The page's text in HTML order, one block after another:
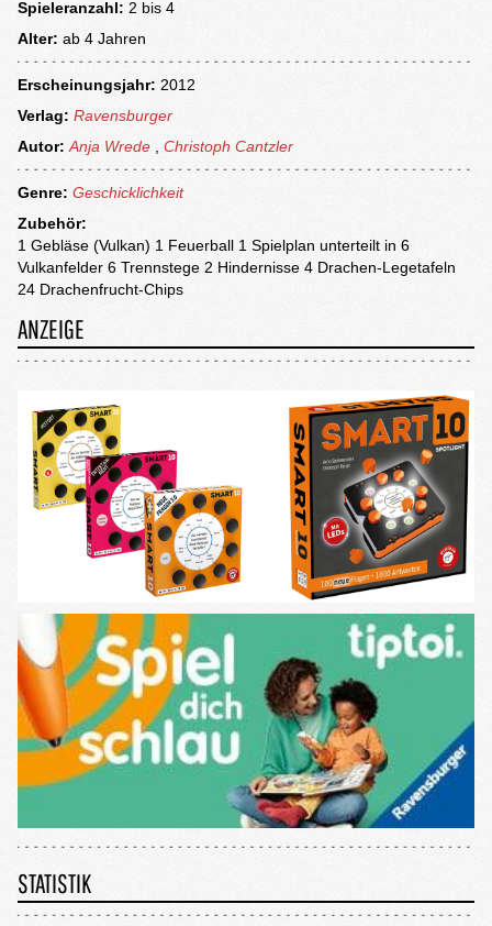
Spieleranzahl: 2 bis 4
Alter: ab 4 Jahren
Erscheinungsjahr: 2012
Verlag: Ravensburger
Autor: Anja Wrede Christoph Cantzler
Genre: Geschicklichkeit
Zubehör:
1 Gebläse (Vulkan) 1 Feuerball 1 Spielplan unterteilt in 6
Vulkanfelder 6 Trennstege 2 Hindernisse 4 Drachen-Legetafeln
24 Drachenfrucht-Chips
ANZEIGE
STATISTIK